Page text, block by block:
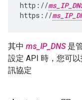
http://
https://
其中 ms_IP_DNS是
設定 API 時，您可
訊協定